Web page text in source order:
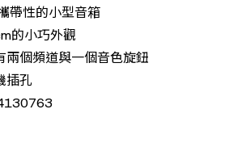
帶性的小型音箱
的小巧外觀
個頻道與一個音色旋鈕
插孔